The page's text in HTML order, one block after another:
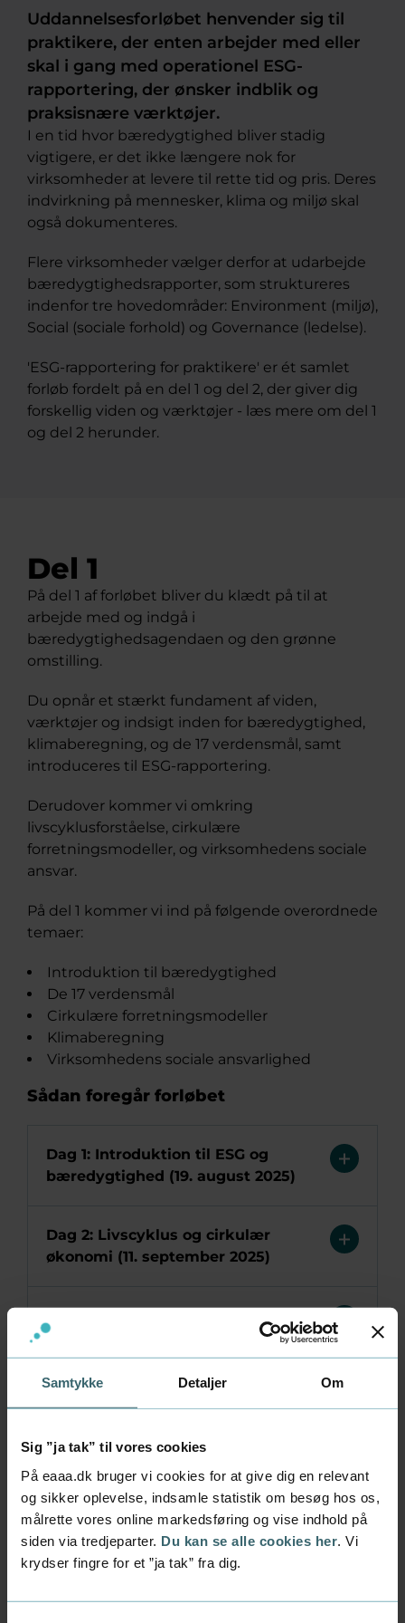
Samtykke Detaljer Om
Sig ”ja tak” til vores cookies
På eaaa.dk bruger vi cookies for at give dig en relevant
og sikker oplevelse, indsamle statistik om besøg hos os,
målrette vores online markedsføring og vise indhold på
siden via tredjeparter. Du kan se alle cookies her . Vi
krydser fingre for et ”ja tak” fra dig.
Uddannelsesforløbet henvender sig til
praktikere, der enten arbejder med eller
skal i gang med operationel ESG-
rapportering, der ønsker indblik og
praksisnære værktøjer.
I en tid hvor bæredygtighed bliver stadig
vigtigere, er det ikke længere nok for
virksomheder at levere til rette tid og pris. Deres
indvirkning på mennesker, klima og miljø skal
også dokumenteres.
Flere virksomheder vælger derfor at udarbejde
bæredygtighedsrapporter, som struktureres
indenfor tre hovedområder: Environment (miljø),
Social (sociale forhold) og Governance (ledelse).
'ESG-rapportering for praktikere' er ét samlet
forløb fordelt på en del 1 og del 2, der giver dig
forskellig viden og værktøjer - læs mere om del 1
og del 2 herunder.
Del 1
På del 1 af forløbet bliver du klædt på til at
arbejde med og indgå i
bæredygtighedsagendaen og den grønne
omstilling.
Du opnår et stærkt fundament af viden,
værktøjer og indsigt inden for bæredygtighed,
klimaberegning, og de 17 verdensmål, samt
introduceres til ESG-rapportering.
Derudover kommer vi omkring
livscyklusforståelse, cirkulære
forretningsmodeller, og virksomhedens sociale
ansvar.
På del 1 kommer vi ind på følgende overordnede
temaer:
Introduktion til bæredygtighed
De 17 verdensmål
Cirkulære forretningsmodeller
Klimaberegning
Virksomhedens sociale ansvarlighed
Sådan foregår forløbet
Dag 1: Introduktion til ESG og
bæredygtighed (19. august 2025)
Dag 2: Livscyklus og cirkulær
økonomi (11. september 2025)
september 2025)
Dag 4: Virksomhedens sociale
Eksamen og ECTS-point (23. og 24.
oktober 2025)
Del 2